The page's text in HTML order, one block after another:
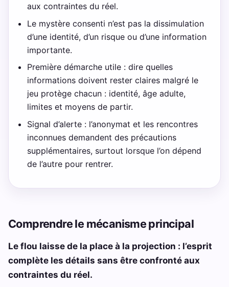
aux contraintes du réel.
Le mystère consenti n’est pas la dissimulation
d’une identité, d’un risque ou d’une information
importante.
Première démarche utile : dire quelles
informations doivent rester claires malgré le
jeu protège chacun : identité, âge adulte,
limites et moyens de partir.
Signal d’alerte : l’anonymat et les rencontres
inconnues demandent des précautions
supplémentaires, surtout lorsque l’on dépend
de l’autre pour rentrer.
Comprendre le mécanisme principal
Le flou laisse de la place à la projection : l’esprit
complète les détails sans être confronté aux
contraintes du réel.